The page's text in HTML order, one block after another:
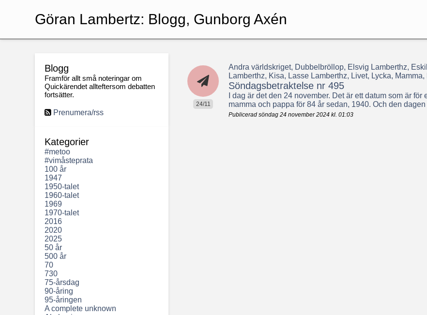
Blogg
Framför allt små noteringar om
Quickärendet allteftersom debatten
fortsätter.
Prenumera/rss
Kategorier
#metoo
#vimåsteprata
100 år
1947
1950-talet
1960-talet
1969
1970-talet
2016
2020
2025
50 år
500 år
70
730
75-årsdag
90-åring
95-åringen
A complete unknown
24/11
Andra världskriget, Dubbelbröllop, Elsvig Lamberthz,
Lamberthz, Kisa, Lasse Lamberthz, Livet, Lycka,
Söndagsbetraktelse nr 495
I dag är det den 24 november. Det är ett datum som är
mamma och pappa för 84 år sedan, 1940. Och den dagen
Publicerad söndag 24 november 2024 kl. 01:03
Göran Lambertz: Blogg, Gunborg Axén